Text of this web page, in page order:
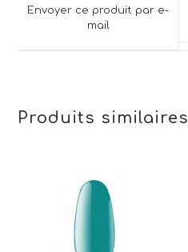
new
Envoyer ce produit par e-
mail
Produits similaires